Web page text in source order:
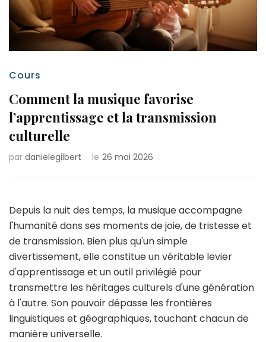
Cours
Comment la musique favorise
l’apprentissage et la transmission
culturelle
par danielegilbert le 26 mai 2026
Depuis la nuit des temps, la musique accompagne
l'humanité dans ses moments de joie, de tristesse et
de transmission. Bien plus qu'un simple
divertissement, elle constitue un véritable levier
d'apprentissage et un outil privilégié pour
transmettre les héritages culturels d'une génération
à l'autre. Son pouvoir dépasse les frontières
linguistiques et géographiques, touchant chacun de
manière universelle.